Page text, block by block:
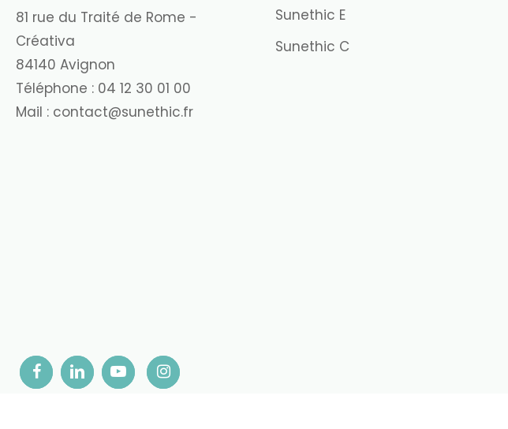
Gérer
Pour offrir les meilleures expériences, nous utilisons des technologies
fait de consentir à ces technologies nous permettra de traiter des
81 rue du Traité de Rome -
Créativa
84140 Avignon
Téléphone : 04 12 30 01 00
Mail : contact@sunethic.fr
Sunethic E
Sunethic C